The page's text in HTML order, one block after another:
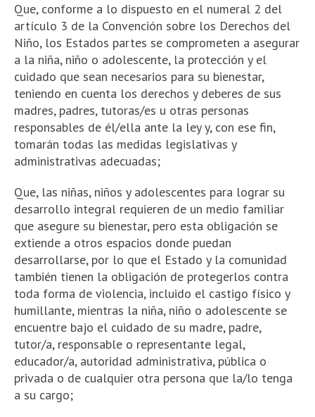
Que, conforme a lo dispuesto en el numeral 2 del
artículo 3 de la Convención sobre los Derechos del
Niño, los Estados partes se comprometen a asegurar
a la niña, niño o adolescente, la protección y el
cuidado que sean necesarios para su bienestar,
teniendo en cuenta los derechos y deberes de sus
madres, padres, tutoras/es u otras personas
responsables de él/ella ante la ley y, con ese fin,
tomarán todas las medidas legislativas y
administrativas adecuadas;
Que, las niñas, niños y adolescentes para lograr su
desarrollo integral requieren de un medio familiar
que asegure su bienestar, pero esta obligación se
extiende a otros espacios donde puedan
desarrollarse, por lo que el Estado y la comunidad
también tienen la obligación de protegerlos contra
toda forma de violencia, incluido el castigo físico y
humillante, mientras la niña, niño o adolescente se
encuentre bajo el cuidado de su madre, padre,
tutor/a, responsable o representante legal,
educador/a, autoridad administrativa, pública o
privada o de cualquier otra persona que la/lo tenga
a su cargo;